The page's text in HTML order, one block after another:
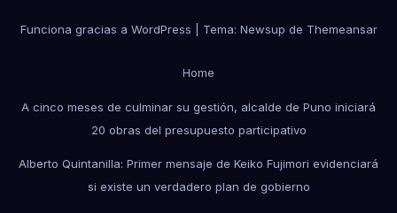
Funciona gracias a WordPress Tema: Newsup de Themeansar
Home
A cinco meses de culminar su gestión, alcalde de Puno iniciará
20 obras del presupuesto participativo
Alberto Quintanilla: Primer mensaje de Keiko Fujimori evidenciará
si existe un verdadero plan de gobierno